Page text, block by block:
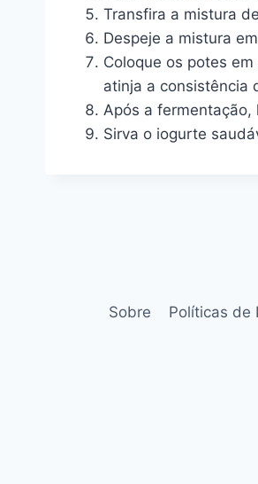
Transfira a mistura
Despeje a mistura
Coloque os potes
atinja a consistência
Após a fermentação,
Sirva o iogurte
Sobre Políticas de